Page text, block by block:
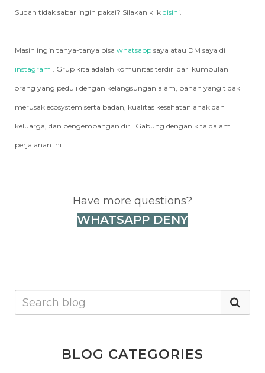
Sudah tidak sabar ingin pakai? Silakan klik disini.
Masih ingin tanya-tanya bisa whatsapp saya atau DM saya di
instagram . Grup kita adalah komunitas terdiri dari kumpulan
orang yang peduli dengan kelangsungan alam, bahan yang tidak
merusak ecosystem serta badan, kualitas kesehatan anak dan
keluarga, dan pengembangan diri. Gabung dengan kita dalam
perjalanan ini.
Have more questions?
WHATSAPP DENY
BLOG CATEGORIES